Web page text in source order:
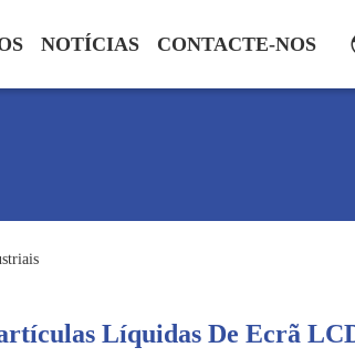
NOTÍCIAS CONTACTE-NOS
Líquidas De Ecrã